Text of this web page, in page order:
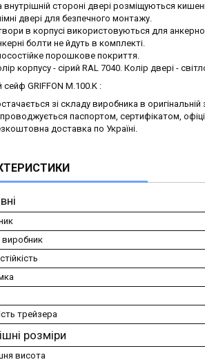
внутрішній стороні двері розміщуються
двері для безпечного монтажу.
в корпусі використовуються для
болти не йдуть в комплекті.
порошкове покриття.
корпусу - сірий RAL 7040. Колір двері -
сейф GRIFFON M.100.K :
зі складу виробника в оригінальній
паспортом, сертифікатом,
доставка по Україні.
виробник
трейзера
розміри
висота